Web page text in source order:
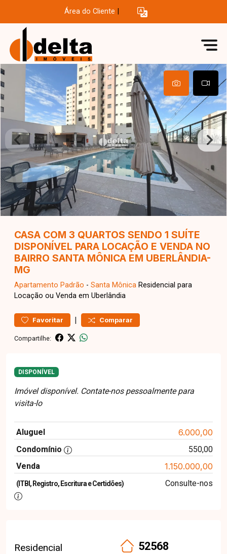
Área do Cliente
CASA COM 3 QUARTOS SENDO 1 SUÍTE
DISPONÍVEL PARA LOCAÇÃO E VENDA NO
BAIRRO SANTA MÔNICA EM UBERLÂNDIA-
MG
Apartamento Padrão - Santa Mônica Residencial para
Locação ou Venda em Uberlândia
Favoritar | Comparar
Compartilhe:
DISPONÍVEL
Imóvel disponível. Contate-nos pessoalmente para
visita-lo
Aluguel 6.000,00
Condomínio
550,00
Venda
1.150.000,00
(ITBI, Registro, Escritura e Certidões) Consulte-nos
Residencial 52568